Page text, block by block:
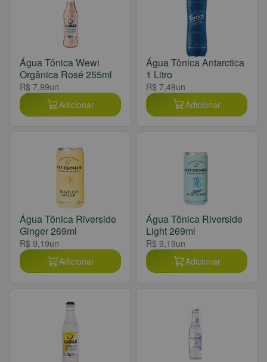
Água Tônica Wewi
Orgânica Rosé 255ml
R$ 7,99un
Adicionar
Água Tônica Antarctica
1 Litro
R$ 7,49un
Adicionar
Água Tônica Riverside
Ginger 269ml
R$ 9,19un
Adicionar
Água Tônica Riverside
Light 269ml
R$ 9,19un
Adicionar